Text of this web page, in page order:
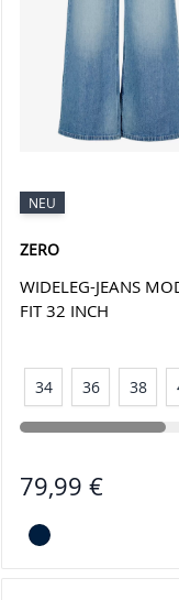
NEU
ZERO
WIDELEG-JEANS MODERN
FIT 32 INCH
34 36 38
79,99 €